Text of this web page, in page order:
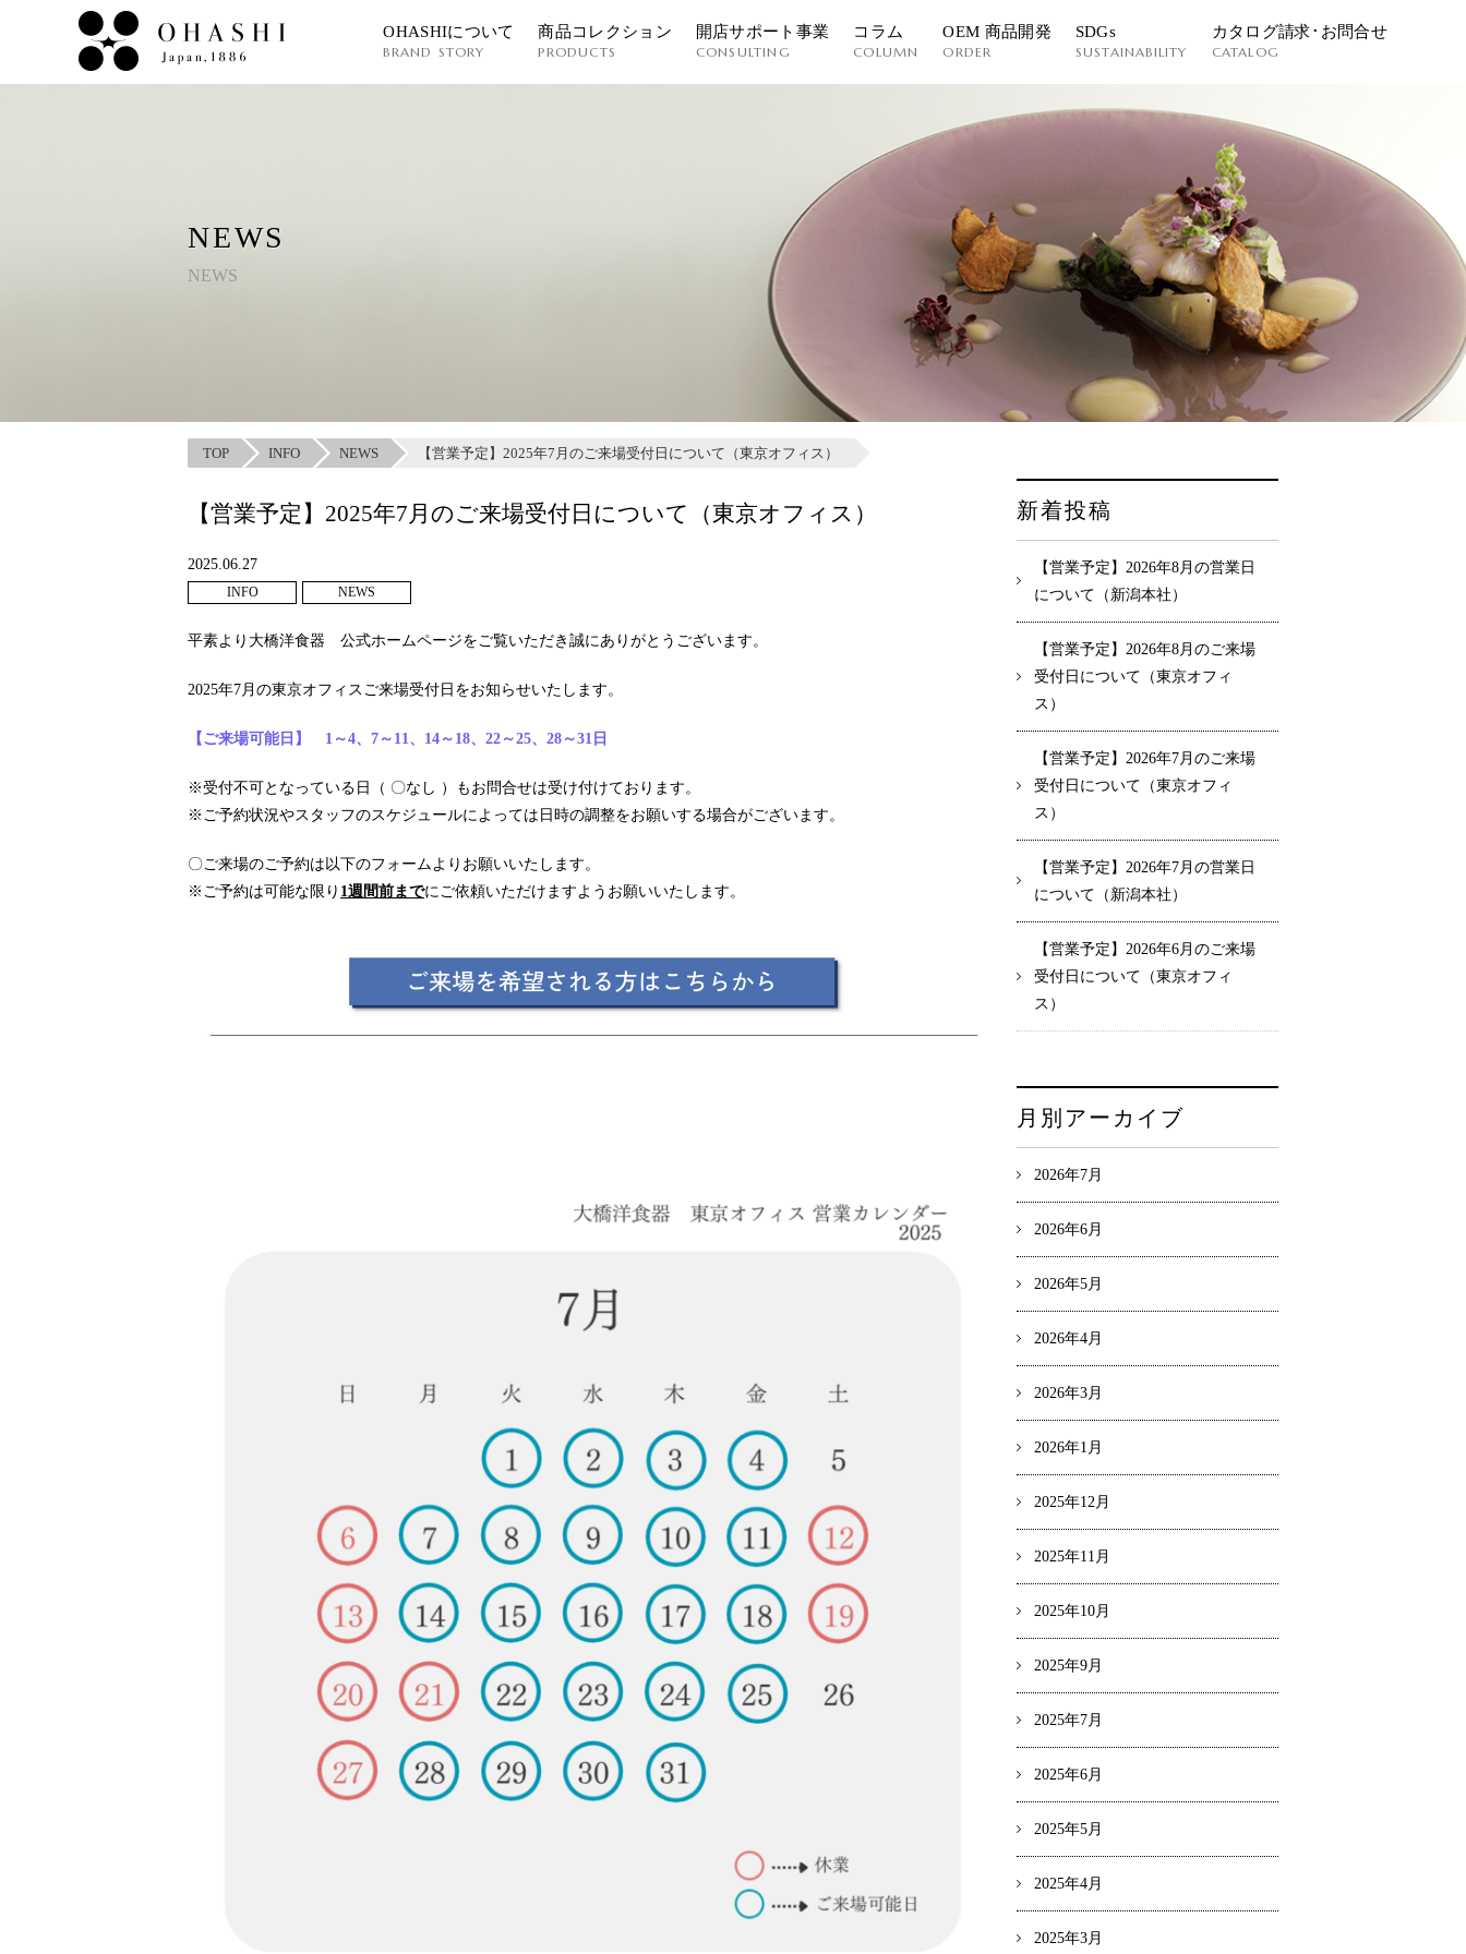
OHASHIについて
BRAND STORY
商品コレクション
PRODUCTS
開店サポート事業
CONSULTING
コラム
COLUMN
OEM 商品開発
ORDER
SDGs
SUSTAINABILITY
カタログ請求･お問合せ
CATALOG
NEWS
NEWS
TOP INFO NEWS 【営業予定】2025年7月のご来場受付日について（東京オフィス）
【営業予定】2025年7月のご来場受付日について（東京オフィス）
2025.06.27
INFO NEWS
平素より大橋洋食器 公式ホームページをご覧いただき誠にありがとうございます。
2025年7月の東京オフィスご来場受付日をお知らせいたします。
【ご来場可能日】 1～4、7～11、14～18、22～25、28～31 日
※受付不可となっている日（ 〇なし ）もお問合せは受け付けております。
※ご予約状況やスタッフのスケジュールによっては日時の調整をお願いする場合がございます。
〇ご来場のご予約は以下のフォームよりお願いいたします。
※ご予約は可能な限り 1週間前までにご依頼いただけますようお願いいたします。
新着投稿
【営業予定】2026年8月の営業日
について（新潟本社）
【営業予定】2026年8月のご来場
受付日について（東京オフィ
ス）
【営業予定】2026年7月のご来場
受付日について（東京オフィ
ス）
【営業予定】2026年7月の営業日
について（新潟本社）
【営業予定】2026年6月のご来場
受付日について（東京オフィ
ス）
月別アーカイブ
2026年7月
2026年6月
2026年5月
2026年4月
2026年3月
2026年1月
2025年12月
2025年11月
2025年10月
2025年9月
2025年7月
2025年6月
2025年5月
2025年4月
2025年3月